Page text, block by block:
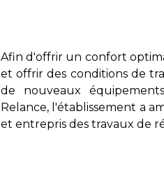
Afin d'offrir un confort
et offrir des conditions de
de nouveaux
Relance, l'établissement a
et entrepris des travaux de